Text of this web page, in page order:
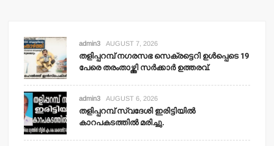
admin3 AUGUST 7, 2026
തളിപ്പറമ്പ് നഗരസഭ സെക്രട്ടെറി ഉള്‍പ്പെടെ 19
പേരെ തരംതാഴ്ത്തി സര്‍ക്കാര്‍ ഉത്തരവ്.
admin3 AUGUST 6, 2026
തളിപ്പറമ്പ് സ്വദേശി ഇരിട്ടിയില്‍
കാറപകടത്തില്‍ മരിച്ചു.